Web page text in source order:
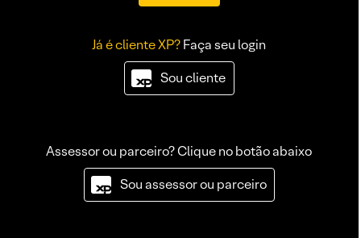
Já é cliente XP?Faça seu login
Sou cliente
Assessor ou parceiro? Clique no botão abaixo
Sou assessor ou parceiro